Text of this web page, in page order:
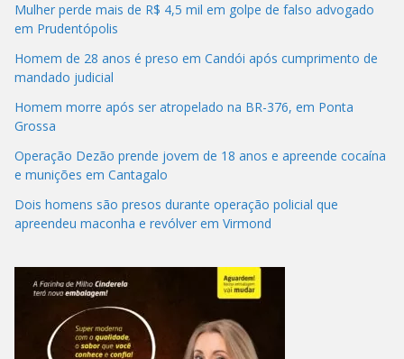
Mulher perde mais de R$ 4,5 mil em golpe de falso advogado
em Prudentópolis
Homem de 28 anos é preso em Candói após cumprimento de
mandado judicial
Homem morre após ser atropelado na BR-376, em Ponta
Grossa
Operação Dezão prende jovem de 18 anos e apreende cocaína
e munições em Cantagalo
Dois homens são presos durante operação policial que
apreendeu maconha e revólver em Virmond